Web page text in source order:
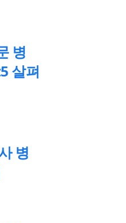
병
살펴
병